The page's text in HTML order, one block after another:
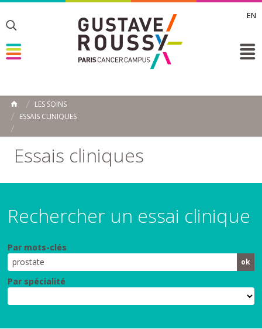
EN
Toggle
Toggle
Toggle
ACCUEIL
LES SOINS
ESSAIS CLINIQUES
Essais cliniques
Rechercher un essai clinique
Par mots-clés
Par spécialité